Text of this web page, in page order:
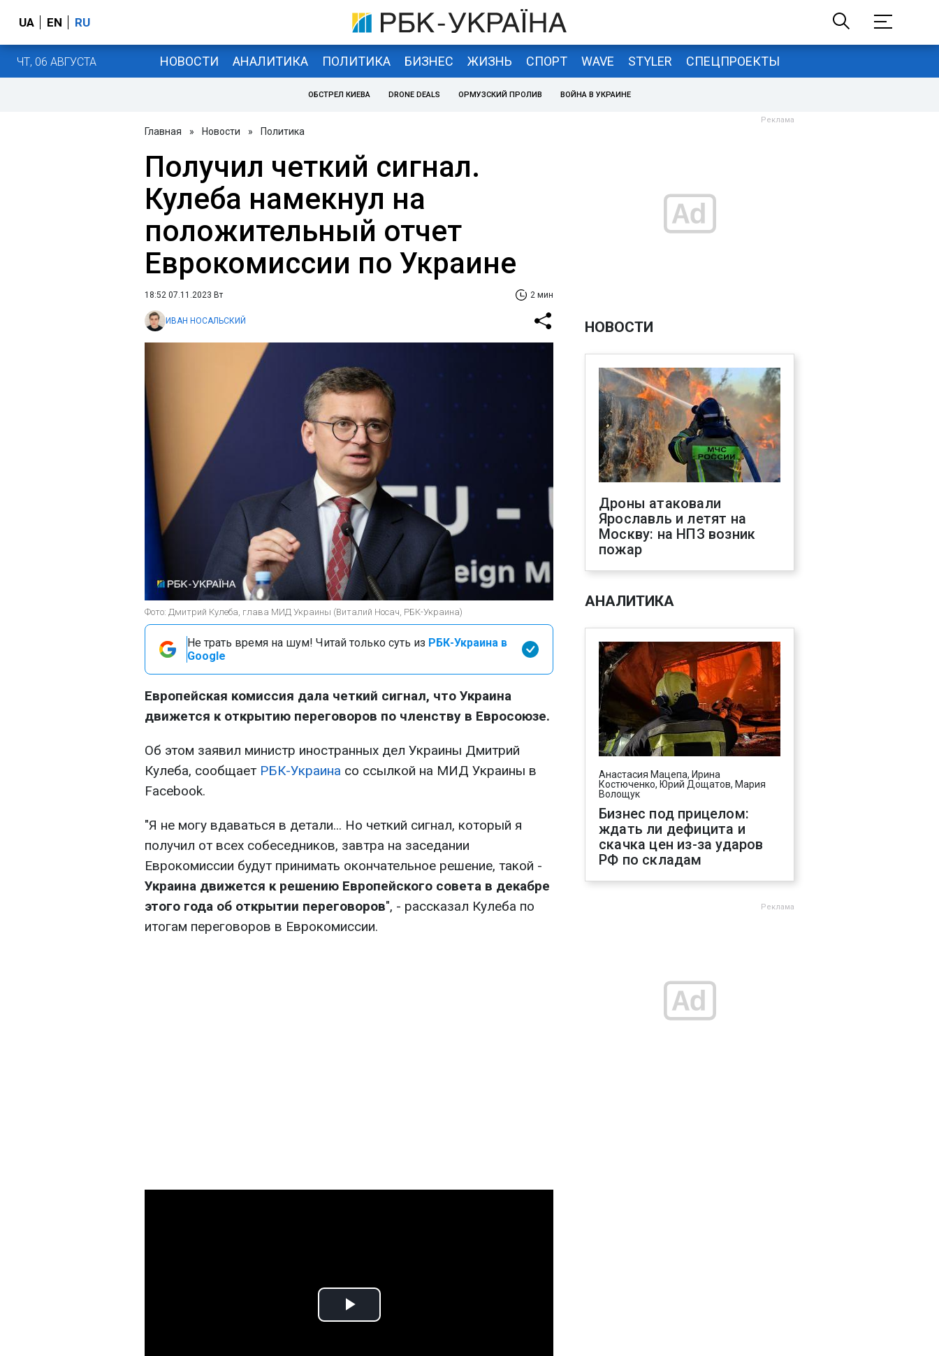
UA EN RU
ЧТ, 06 АВГУСТА НОВОСТИ АНАЛИТИКА ПОЛИТИКА БИЗНЕС ЖИЗНЬ СПОРТ WAVE STYLER СПЕЦПРОЕКТЫ
ОБСТРЕЛ КИЕВА DRONE DEALS ОРМУЗСКИЙ ПРОЛИВ ВОЙНА В УКРАИНЕ
Главная » Новости » Политика
Получил четкий сигнал.
Кулеба намекнул на
положительный отчет
Еврокомиссии по Украине
18:52 07.11.2023 Вт 2 мин
ИВАН НОСАЛЬСКИЙ
Фото: Дмитрий Кулеба, глава МИД Украины (Виталий Носач, РБК-Украина)
Не трать время на шум! Читай только суть из РБК-Украина в
Google
Европейская комиссия дала четкий сигнал, что Украина
движется к открытию переговоров по членству в Евросоюзе.
Об этом заявил министр иностранных дел Украины Дмитрий
Кулеба, сообщает РБК-Украина со ссылкой на МИД Украины в
Facebook.
"Я не могу вдаваться в детали... Но четкий сигнал, который я
получил от всех собеседников, завтра на заседании
Еврокомиссии будут принимать окончательное решение, такой -
Украина движется к решению Европейского совета в декабре
этого года об открытии переговоров", - рассказал Кулеба по
итогам переговоров в Еврокомиссии.
Play
НОВОСТИ
Дроны атаковали
Ярославль и летят на
Москву: на НПЗ возник
пожар
АНАЛИТИКА
Анастасия Мацепа, Ирина
Костюченко, Юрий Дощатов, Мария
Волощук
Бизнес под прицелом:
ждать ли дефицита и
скачка цен из-за ударов
РФ по складам